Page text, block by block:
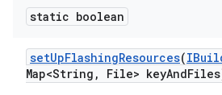
static boolean
setUpFlashingResources(
Map<String , File> keyAnd